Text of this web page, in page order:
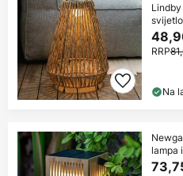
RRP
Na
lampa